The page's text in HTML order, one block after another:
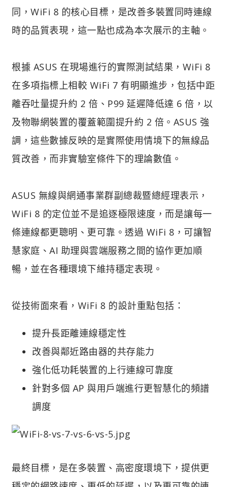
同，WiFi 8 的核心目標，是改善多裝置同時連線
時的品質表現，這一點也成為本次展示的主軸。
根據 ASUS 在現場進行的實際測試結果，WiFi 8
在多項指標上相較 WiFi 7 有明顯進步，包括中距
離吞吐量提升約 2 倍、P99 延遲降低達 6 倍，以
及物聯網裝置的覆蓋範圍提升約 2 倍。ASUS 強
調，這些數據反映的是實際使用情境下的無線品
質改善，而非實驗室條件下的理論數值。
ASUS 無線與網通事業群副總裁暨總經理表示，
WiFi 8 的定位並不是追逐極限速度，而是讓每一
條連線都更聰明、更可靠。透過 WiFi 8，可讓智
慧家庭、AI 助理與雲端服務之間的協作更加順
暢，並在各種環境下維持穩定表現。
從技術面來看，WiFi 8 的設計重點包括：
提升長距離連線穩定性
改善與鄰近路由器的共存能力
強化低功耗裝置的上行連線可靠度
針對多個 AP 與用戶端進行更智慧化的頻譜
調度
最終目標，是在多裝置、高密度環境下，提供更